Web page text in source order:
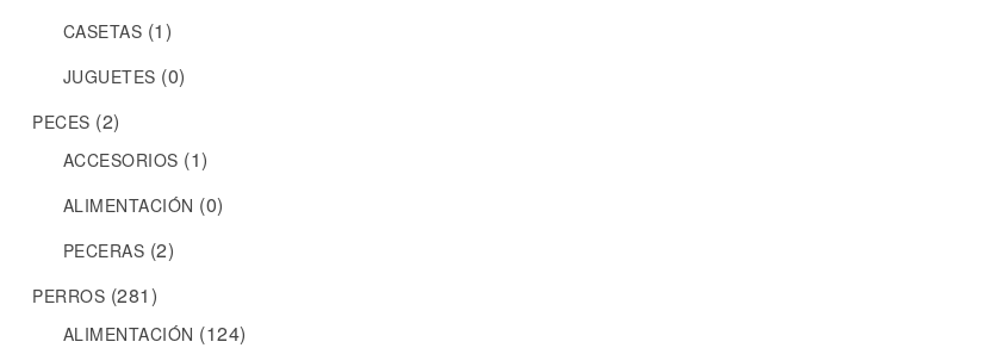
CASETAS (1)
JUGUETES (0)
PECES (2)
ACCESORIOS (1)
ALIMENTACIÓN (0)
PECERAS (2)
PERROS (281)
ALIMENTACIÓN (124)